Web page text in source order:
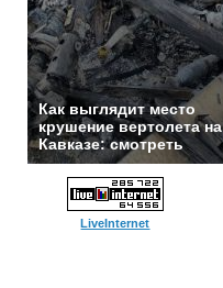
Как выглядит место
крушение вертолета на
Кавказе: смотреть
LiveInternet